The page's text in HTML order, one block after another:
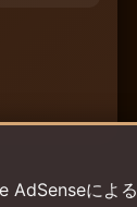
AdSenseによる